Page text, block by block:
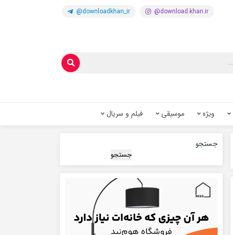
@download.khan.ir
@downloadkhan_ir
ویژه موسیقی فیلم و سریال
جستجو
جستجو